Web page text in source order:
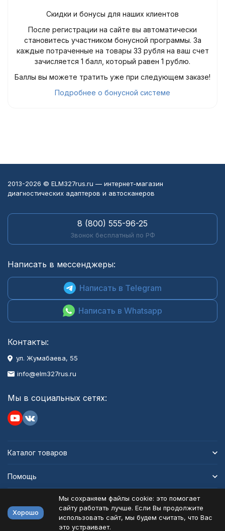
Скидки и бонусы для наших клиентов
После регистрации на сайте вы автоматически
становитесь участником бонусной программы. За
каждые потраченные на товары 33 рубля на ваш счет
зачисляется 1 балл, который равен 1 рублю.
Баллы вы можете тратить уже при следующем заказе!
Подробнее о бонусной системе
2013-2026 © ELM327rus.ru — интернет-магазин
диагностических адаптеров и автосканеров
8 (800) 555-96-25
Звонок бесплатный по РФ
Написать в мессенджеры:
Написать в Telegram
Написать в Whatsapp
Контакты:
ул. Жумабаева, 55
info@elm327rus.ru
Мы в социальных сетях:
Каталог товаров
Помощь
Хорошо
Мы сохраняем файлы cookie: это помогает
сайту работать лучше. Если Вы продолжите
использовать сайт, мы будем считать, что Вас
это устраивает.